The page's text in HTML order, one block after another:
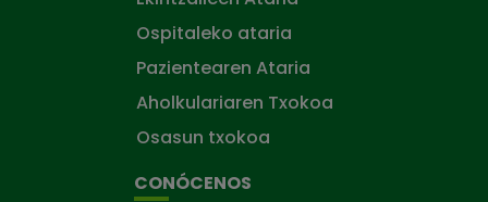
Ospitaleko ataria
Pazientearen Ataria
Aholkulariaren Txokoa
Osasun txokoa
CONÓCENOS